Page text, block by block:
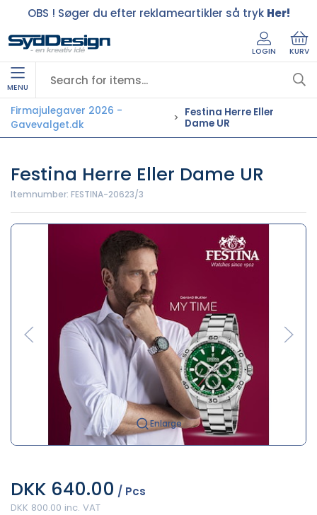
OBS ! Søger du efter reklameartikler så tryk Her!
LOGIN KURV
MENU
Firmajulegaver 2026 -
Gavevalget.dk
Festina Herre Eller
Dame UR
Festina Herre Eller Dame UR
Itemnumber: FESTINA-20623/3
Enlarge
DKK 640.00 / Pcs
DKK 800.00 inc. VAT